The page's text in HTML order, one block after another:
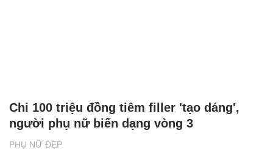
PHỤ NỮ ĐẸP
Chi 100 triệu đồng tiêm filler 'tạo dáng',
người phụ nữ biến dạng vòng 3